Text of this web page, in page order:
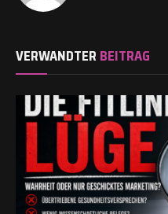
VERWANDTER BEITRAG